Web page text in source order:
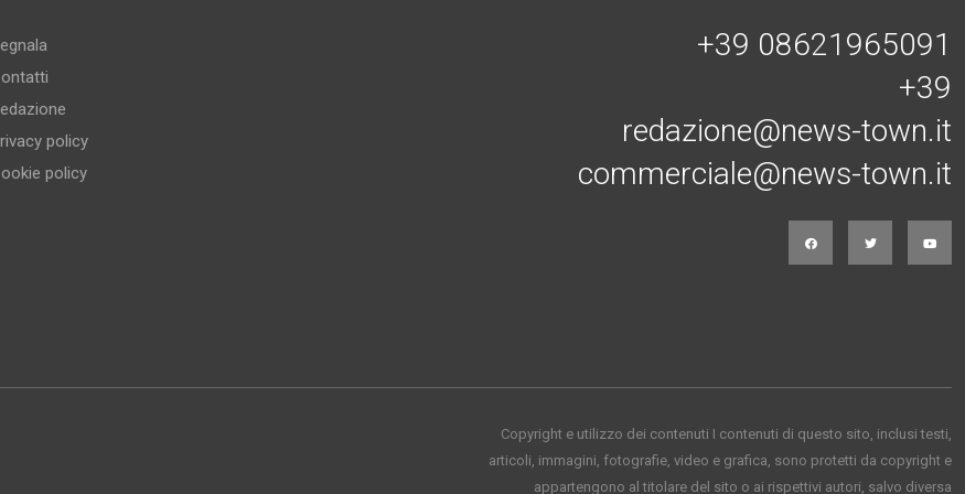
policy
policy
+39 08621965091
+39
redazione@news-town.it
commerciale@news-town.it
Copyright e utilizzo dei contenuti I contenuti di questo sito, inclusi testi,
articoli, immagini, fotografie, video e grafica, sono protetti da copyright e
appartengono al titolare del sito o ai rispettivi autori, salvo diversa